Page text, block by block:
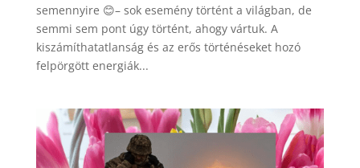
semennyire 😊– sok esemény történt a világban, de
semmi sem pont úgy történt, ahogy vártuk. A
kiszámíthatatlanság és az erős történéseket hozó
felpörgött energiák...